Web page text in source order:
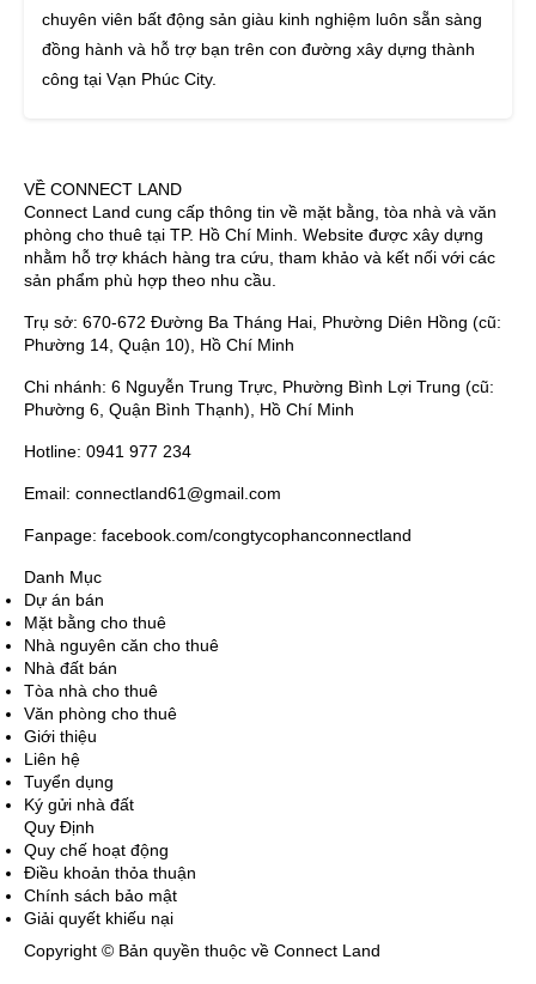
chuyên viên bất động sản giàu kinh nghiệm luôn sẵn sàng
đồng hành và hỗ trợ bạn trên con đường xây dựng thành
công tại Vạn Phúc City.
VỀ CONNECT LAND
Connect Land cung cấp thông tin về mặt bằng, tòa nhà và văn
phòng cho thuê tại TP. Hồ Chí Minh. Website được xây dựng
nhằm hỗ trợ khách hàng tra cứu, tham khảo và kết nối với các
sản phẩm phù hợp theo nhu cầu.
Trụ sở: 670-672 Đường Ba Tháng Hai, Phường Diên Hồng (cũ:
Phường 14, Quận 10), Hồ Chí Minh
Chi nhánh: 6 Nguyễn Trung Trực, Phường Bình Lợi Trung (cũ:
Phường 6, Quận Bình Thạnh), Hồ Chí Minh
Hotline: 0941 977 234
Email: connectland61@gmail.com
Fanpage: facebook.com/congtycophanconnectland
Danh Mục
Dự án bán
Mặt bằng cho thuê
Nhà nguyên căn cho thuê
Nhà đất bán
Tòa nhà cho thuê
Văn phòng cho thuê
Giới thiệu
Liên hệ
Tuyển dụng
Ký gửi nhà đất
Quy Định
Quy chế hoạt động
Điều khoản thỏa thuận
Chính sách bảo mật
Giải quyết khiếu nại
Copyright © Bản quyền thuộc về Connect Land